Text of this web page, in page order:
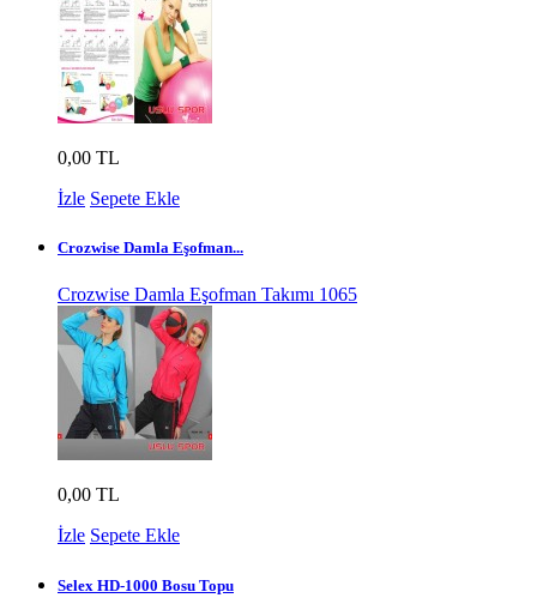
0,00 TL
İzle Sepete Ekle
Crozwise Damla Eşofman...
Crozwise Damla Eşofman Takımı 1065
0,00 TL
İzle Sepete Ekle
Selex HD-1000 Bosu Topu